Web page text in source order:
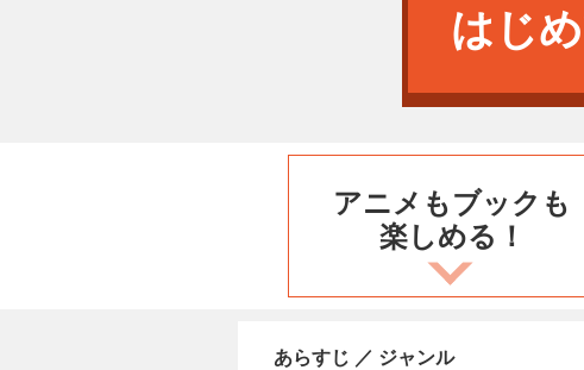
はじ
アニメもブックも
楽しめる！
あらすじ ／ ジャンル